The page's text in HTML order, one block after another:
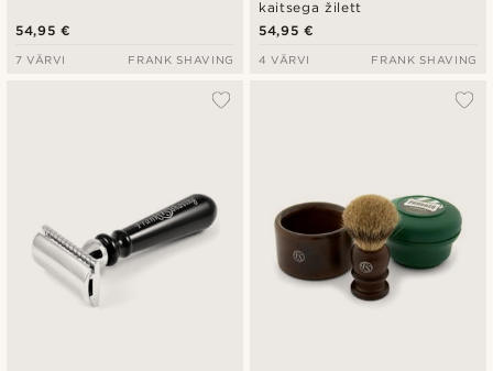
54,95 €
7 VÄRVI FRANK SHAVING
kaitsega žilett
54,95 €
4 VÄRVI FRANK SHAVING